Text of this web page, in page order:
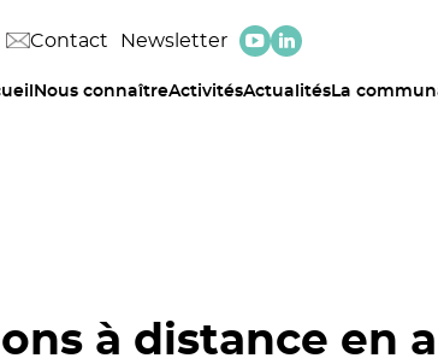
Contact Newsletter
Nous connaîtreActivitésActualités La
à distance en